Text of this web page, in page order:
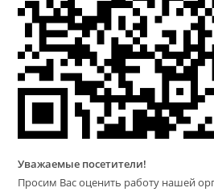
Уважаемые посетители!
Просим Вас оценить работу нашей